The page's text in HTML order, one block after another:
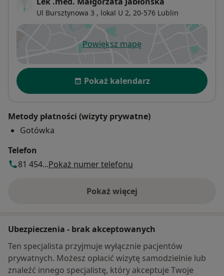
Ul Bursztynowa 3 , lokal U 2, 20-576 Lublin
Powiększ mapęotwiera się w nowej karcie
Dostępność
Pokaż kalendarz
Metody płatności (wizyty prywatne)
Gotówka
Telefon
81 454...Pokaż numer telefonu
Pokaż więcej
o adresie
Ubezpieczenia - brak akceptowanych
Ten specjalista przyjmuje wyłącznie pacjentów
prywatnych. Możesz opłacić wizytę samodzielnie lub
znaleźć innego specjalistę, który akceptuje Twoje